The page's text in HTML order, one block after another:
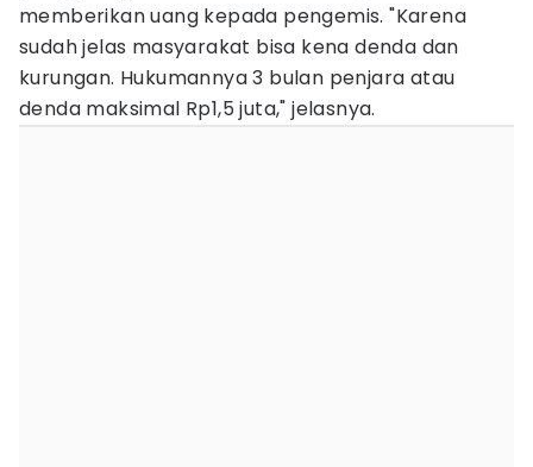
memberikan uang kepada pengemis. "Karena
sudah jelas masyarakat bisa kena denda dan
kurungan. Hukumannya 3 bulan penjara atau
denda maksimal Rp1,5 juta," jelasnya.